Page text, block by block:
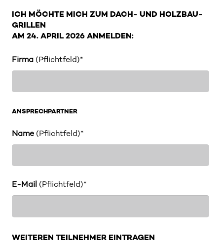
ICH MÖCHTE MICH ZUM DACH- UND HOLZBAU-
GRILLEN
AM 24. APRIL 2026 ANMELDEN:
Firma (Pflichtfeld)*
ANSPRECHPARTNER
Name (Pflichtfeld)*
E-Mail (Pflichtfeld)*
WEITEREN TEILNEHMER EINTRAGEN